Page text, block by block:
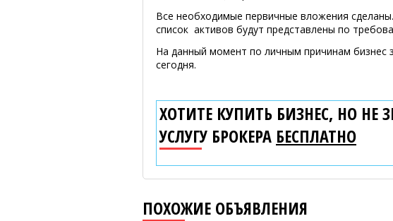
Все необходимые первичные вложения
список активов будут представлены по
На данный момент по личным причинам бизнес
сегодня.
ХОТИТЕ КУПИТЬ БИЗНЕС, НО НЕ
УСЛУГУ БРОКЕРА БЕСПЛАТНО
ПОХОЖИЕ ОБЪЯВЛЕНИЯ